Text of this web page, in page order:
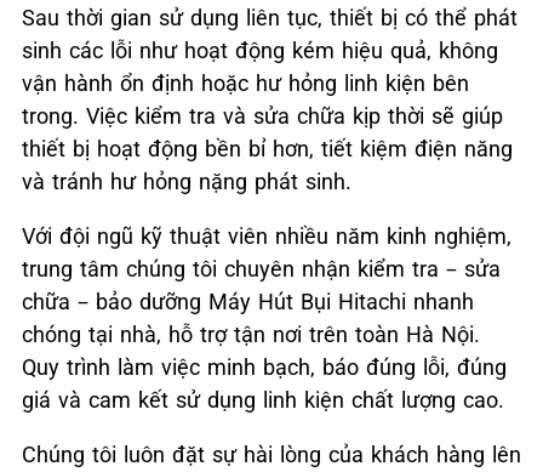
Sau thời gian sử dụng liên tục, thiết bị có thể phát
sinh các lỗi như hoạt động kém hiệu quả, không
vận hành ổn định hoặc hư hỏng linh kiện bên
trong. Việc kiểm tra và sửa chữa kịp thời sẽ giúp
thiết bị hoạt động bền bỉ hơn, tiết kiệm điện năng
và tránh hư hỏng nặng phát sinh.
Với đội ngũ kỹ thuật viên nhiều năm kinh nghiệm,
trung tâm chúng tôi chuyên nhận kiểm tra – sửa
chữa – bảo dưỡng Máy Hút Bụi Hitachi nhanh
chóng tại nhà, hỗ trợ tận nơi trên toàn Hà Nội.
Quy trình làm việc minh bạch, báo đúng lỗi, đúng
giá và cam kết sử dụng linh kiện chất lượng cao.
Chúng tôi luôn đặt sự hài lòng của khách hàng lên